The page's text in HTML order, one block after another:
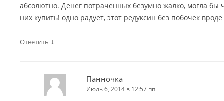
абсолютно. Денег потраченных безумно жалко, могла бы
них купить! одно радует, этот редуксин без побочек
Ответить ↓
Панночка
Июль 6, 2014 в 12:57 пп